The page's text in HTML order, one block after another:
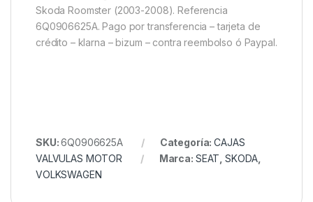
Skoda Roomster (2003-2008). Referencia
6Q0906625A. Pago por transferencia – tarjeta de
crédito – klarna – bizum – contra reembolso ó Paypal.
SKU:6Q0906625A Categoría:CAJAS
VALVULAS MOTOR
Marca: SEAT SKODA
VOLKSWAGEN